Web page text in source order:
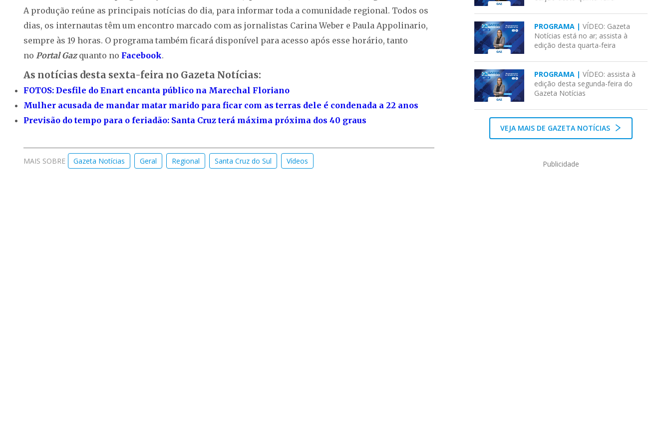
A produção reúne as principais notícias do dia, para informar toda a comunidade regional. Todos os
dias, os internautas têm um encontro marcado com as jornalistas Carina Weber e Paula Appolinario,
sempre às 19 horas. O programa também ficará disponível para acesso após esse horário, tanto
no Portal Gaz quanto no Facebook.
As notícias desta sexta-feira no Gazeta Notícias:
FOTOS: Desfile do Enart encanta público na Marechal Floriano
Mulher acusada de mandar matar marido para ficar com as terras dele é condenada a 22 anos
Previsão do tempo para o feriadão: Santa Cruz terá máxima próxima dos 40 graus
MAIS SOBRE Gazeta Notícias Geral Regional Santa Cruz do Sul Vídeos
PROGRAMA |VÍDEO: Gazeta
Notícias está no ar; assista à
edição desta quarta-feira
PROGRAMA |VÍDEO: assista à
edição desta segunda-feira do
Gazeta Notícias
VEJA MAIS DE GAZETA NOTÍCIAS
Publicidade